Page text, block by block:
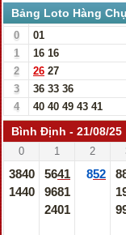
Bảng Loto Hàng
0 01
1
16 16
2
26 27
3
36 33 36
4
40 40 49 43 41
Bình Định - 21/08/25
0 1 2
3840
1440
5641
9681
2401
852